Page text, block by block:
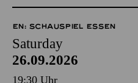
EN: SCHAUSPIEL ESSEN
Saturday
26.09.2026
19:30 Uhr